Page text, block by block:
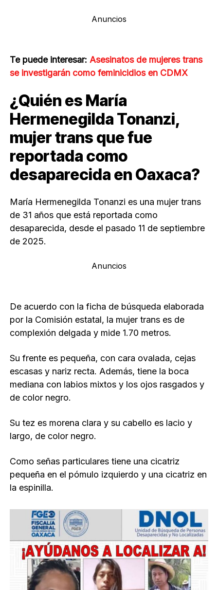
Anuncios
Te puede interesar: Asesinatos de mujeres trans
se investigarán como feminicidios en CDMX
¿Quién es María
Hermenegilda Tonanzi,
mujer trans que fue
reportada como
desaparecida en Oaxaca?
María Hermenegilda Tonanzi es una mujer trans
de 31 años que está reportada como
desaparecida, desde el pasado 11 de septiembre
de 2025.
Anuncios
De acuerdo con la ficha de búsqueda elaborada
por la Comisión estatal, la mujer trans es de
complexión delgada y mide 1.70 metros.
Su frente es pequeña, con cara ovalada, cejas
escasas y nariz recta. Además, tiene la boca
mediana con labios mixtos y los ojos rasgados y
de color negro.
Su tez es morena clara y su cabello es lacio y
largo, de color negro.
Como señas particulares tiene una cicatriz
pequeña en el pómulo izquierdo y una cicatriz en
la espinilla.